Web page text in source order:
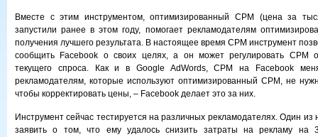
Вместе с этим инструментом, оптимизированный CPM (цена за
запустили ранее в этом году, помогает рекламодателям
получения лучшего результата. В настоящее время CPM инструмент
сообщить Facebook о своих целях, а он может регулировать CPM
текущего спроса. Как и в Google AdWords, CPM на Facebook
рекламодателям, которые используют оптимизированный CPM, не
чтобы корректировать цены, – Facebook делает это за них.
Инструмент сейчас тестируется на различных рекламодателях. Один из
заявить о том, что ему удалось снизить затраты на рекламу на